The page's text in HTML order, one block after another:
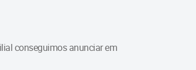
conseguimos anunciar em